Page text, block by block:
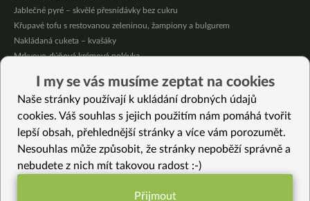
Jablečné pyré – skvělé přesnídávky bez cukru
Křupavé tofu s restovanou zeleninou, žampiony a bulgurem
Nakládaná cuketa – kvašáky
Mrkvovo-dýňová krémová polévka
Osvěžující čaj s citronovými bylinkami
Nepečený jablečný dort s rybízem
Vybrané recepty
Ovesná nádivka
I my se vás musíme zeptat na cookies
Naše stránky používají k ukládání drobných údajů
cookies. Váš souhlas s jejich použitím nám pomáhá tvořit
lepší obsah, přehlednější stránky a více vám porozumět.
Nesouhlas může způsobit, že stránky nepoběží správně a
nebudete z nich mít takovou radost :-)
Přijmout